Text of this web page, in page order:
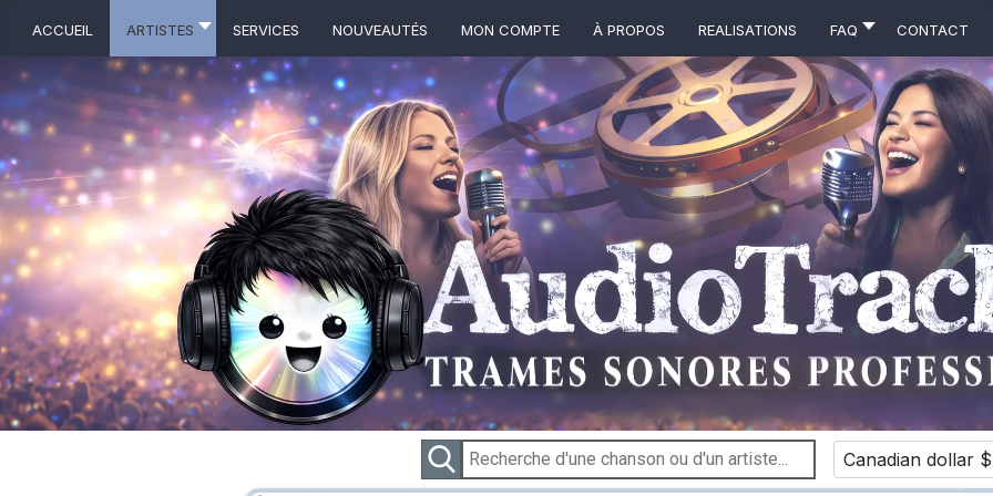
ACCUEIL ARTISTES Services NOUVEAUTÉS MON COMPTE À propos Realisations FAQ Contact
Canadian dollar $